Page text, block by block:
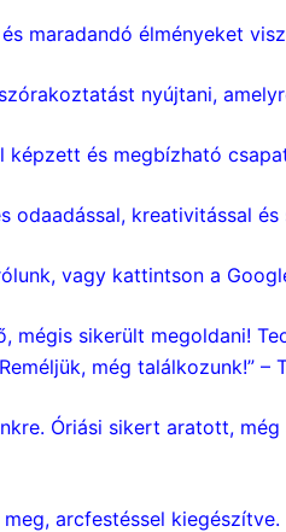
maradandó élményeket
nyújtani,
képzett és megbízható
odaadással, kreativitással
vagy kattintson a
sikerült megoldani!
még találkozunk!” –
Óriási sikert aratott,
arcfestéssel